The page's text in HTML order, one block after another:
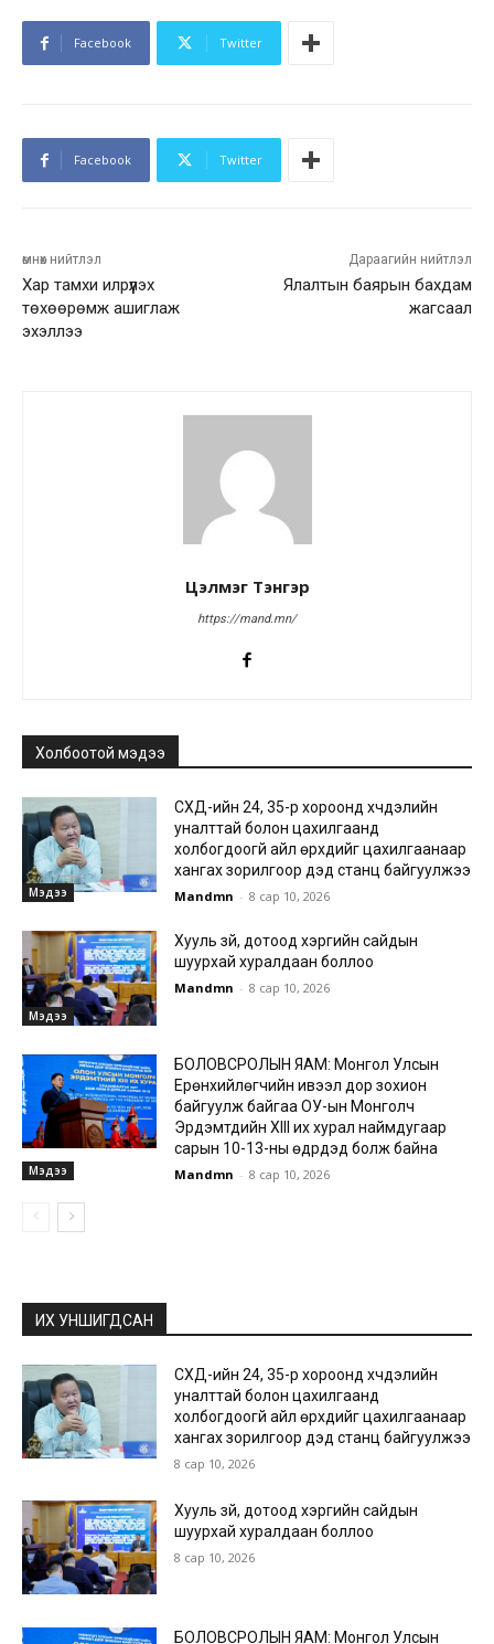
Facebook Twitter
Facebook Twitter
өмнөх нийтлэл
Хар тамхи илрүүлэх
төхөөрөмж ашиглаж
эхэллээ
Дараагийн нийтлэл
Ялалтын баярын бахдам
жагсаал
Цэлмэг Тэнгэр
https://mand.mn/
Холбоотой мэдээ
Мэдээ
СХД-ийн 24, 35-р хороонд хүчдэлийн
уналттай болон цахилгаанд
холбогдоогүй айл өрхүүдийг цахилгаанаар
хангах зорилгоор дэд станц байгуулжээ
Mandmn - 8 сар 10, 2026
Мэдээ
Хууль зүй, дотоод хэргийн сайдын
шуурхай хуралдаан боллоо
Mandmn - 8 сар 10, 2026
Мэдээ
БОЛОВСРОЛЫН ЯАМ: Монгол Улсын
Ерөнхийлөгчийн ивээл дор зохион
байгуулж байгаа ОУ-ын Монголч
Эрдэмтдийн XIII их хурал наймдугаар
сарын 10-13-ны өдрүүдэд болж байна
Mandmn - 8 сар 10, 2026
ИХ УНШИГДСАН
СХД-ийн 24, 35-р хороонд хүчдэлийн
уналттай болон цахилгаанд
холбогдоогүй айл өрхүүдийг цахилгаанаар
хангах зорилгоор дэд станц байгуулжээ
8 сар 10, 2026
Хууль зүй, дотоод хэргийн сайдын
шуурхай хуралдаан боллоо
8 сар 10, 2026
БОЛОВСРОЛЫН ЯАМ: Монгол Улсын